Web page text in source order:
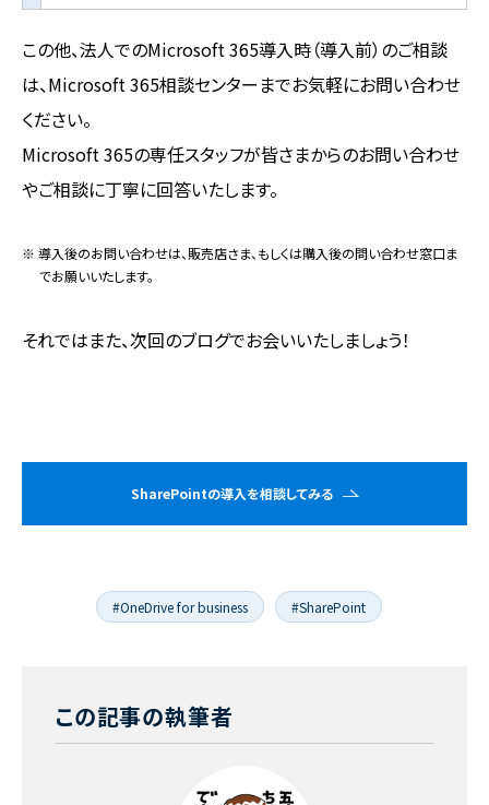
この他、法人でのMicrosoft 365導入時（導入前）のご相談
は、Microsoft 365相談センターまでお気軽にお問い合わせ
ください。
Microsoft 365の専任スタッフが皆さまからのお問い合わせ
やご相談に丁寧に回答いたします。
※ 導入後のお問い合わせは、販売店さま、もしくは購入後の問い合わせ窓口ま
でお願いいたします。
それではまた、次回のブログでお会いいたしましょう！
SharePointの導入を相談してみる
#OneDrive for business #SharePoint
この記事の執筆者